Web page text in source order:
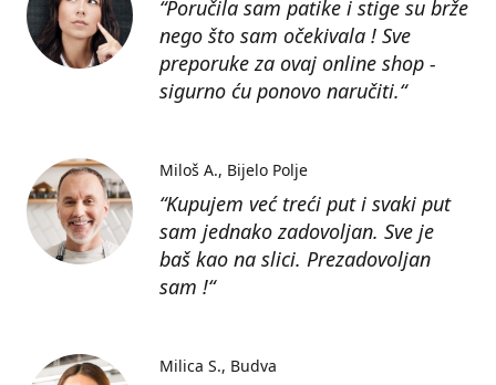
“Poručila sam patike i stige su brže
nego što sam očekivala ! Sve
preporuke za ovaj online shop -
sigurno ću ponovo naručiti.“
“Kupujem već treći put i svaki put
sam jednako zadovoljan. Sve je
baš kao na slici. Prezadovoljan
sam !“
Miloš A. Bijelo Polje
Milica S. Budva